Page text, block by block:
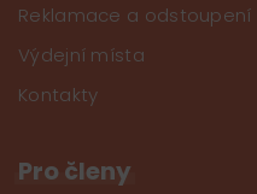
Reklamace a
Výdejní místa
Kontakty
Pro členy